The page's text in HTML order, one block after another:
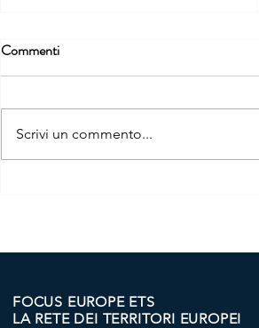
RIPRESA E LA RESILIENZA
Commenti
Scrivi un commento...
FOCUS EUROPE ETS
LA RETE DEI TERRITORI EUROPEI